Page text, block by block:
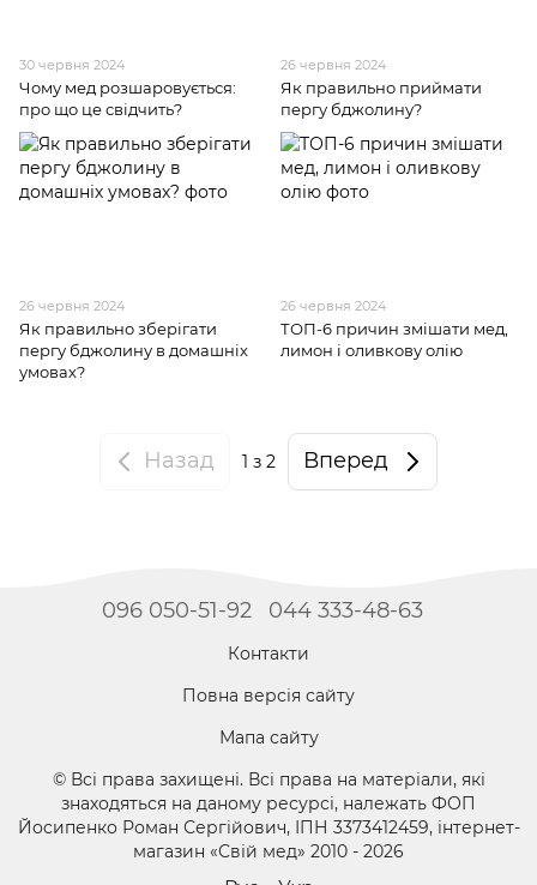
30 червня 2024
Чому мед розшаровується:
про що це свідчить?
26 червня 2024
Як правильно приймати
пергу бджолину?
26 червня 2024
Як правильно зберігати
пергу бджолину в домашніх
умовах?
26 червня 2024
ТОП-6 причин змішати мед,
лимон і оливкову олію
Назад 1 з 2 Вперед
096 050-51-92 044 333-48-63
Контакти
Повна версія сайту
Мапа сайту
© Всі права захищені. Всі права на матеріали, які
знаходяться на даному ресурсі, належать ФОП
Йосипенко Роман Сергійович, ІПН 3373412459, інтернет-
магазин «Свій мед» 2010 - 2026